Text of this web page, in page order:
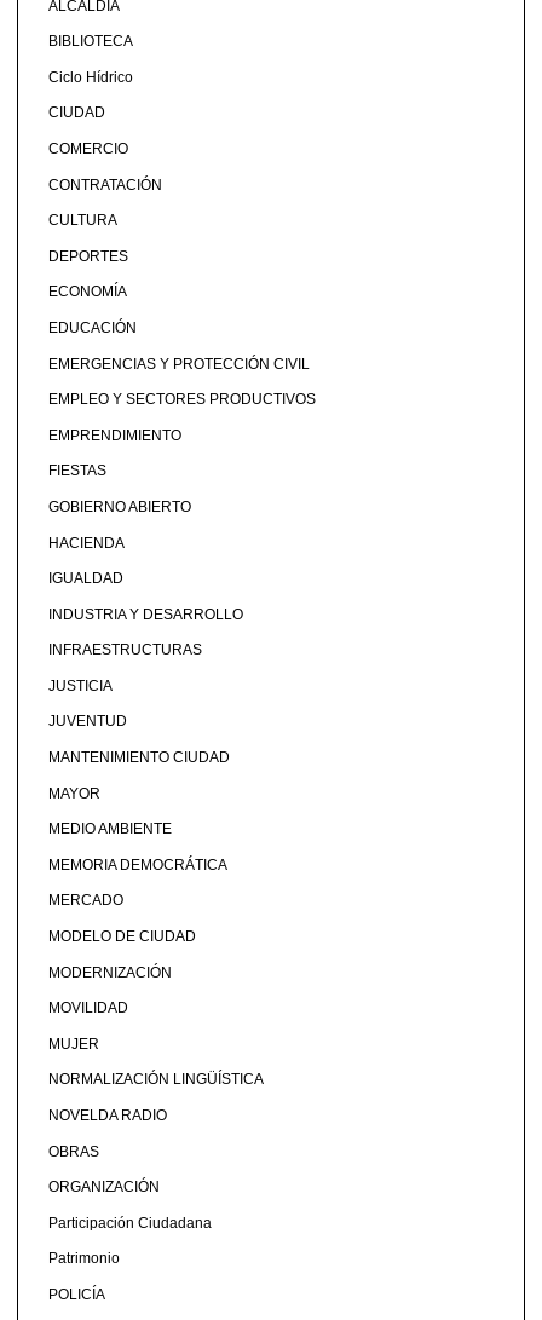
ALCALDÍA
BIBLIOTECA
Ciclo Hídrico
CIUDAD
COMERCIO
CONTRATACIÓN
CULTURA
DEPORTES
ECONOMÍA
EDUCACIÓN
EMERGENCIAS Y PROTECCIÓN CIVIL
EMPLEO Y SECTORES PRODUCTIVOS
EMPRENDIMIENTO
FIESTAS
GOBIERNO ABIERTO
HACIENDA
IGUALDAD
INDUSTRIA Y DESARROLLO
INFRAESTRUCTURAS
JUSTICIA
JUVENTUD
MANTENIMIENTO CIUDAD
MAYOR
MEDIO AMBIENTE
MEMORIA DEMOCRÁTICA
MERCADO
MODELO DE CIUDAD
MODERNIZACIÓN
MOVILIDAD
MUJER
NORMALIZACIÓN LINGÜÍSTICA
NOVELDA RADIO
OBRAS
ORGANIZACIÓN
Participación Ciudadana
Patrimonio
POLICÍA